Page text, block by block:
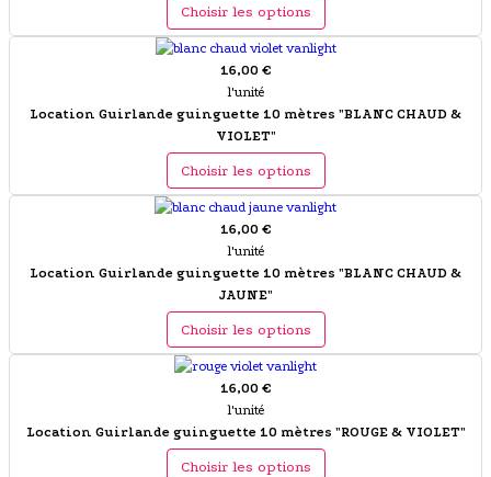
Choisir les options
16,00 €
l'unité
Location Guirlande guinguette 10 mètres "BLANC CHAUD &
VIOLET"
Choisir les options
16,00 €
l'unité
Location Guirlande guinguette 10 mètres "BLANC CHAUD &
JAUNE"
Choisir les options
16,00 €
l'unité
Location Guirlande guinguette 10 mètres "ROUGE & VIOLET"
Choisir les options